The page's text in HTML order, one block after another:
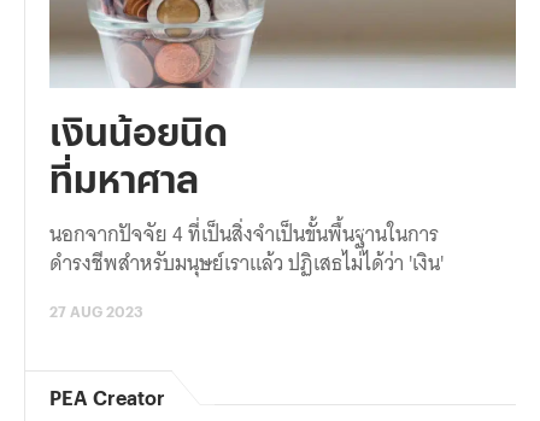
เงินน้อยนิด
ที่มหาศาล
นอกจากปัจจัย 4 ที่เป็นสิ่งจำเป็นขั้นพื้นฐานในการ
ดำรงชีพสำหรับมนุษย์เราแล้ว ปฏิเสธไม่ได้ว่า 'เงิน'
27 AUG 2023
PEA Creator